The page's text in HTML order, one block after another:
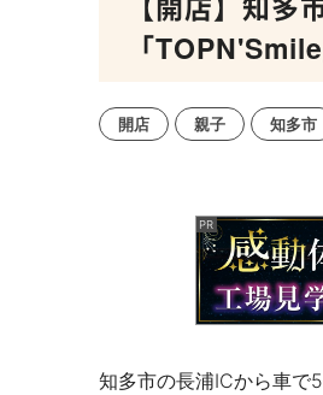
「
開店 親子 知多市
知多市の長浦ICから車で5